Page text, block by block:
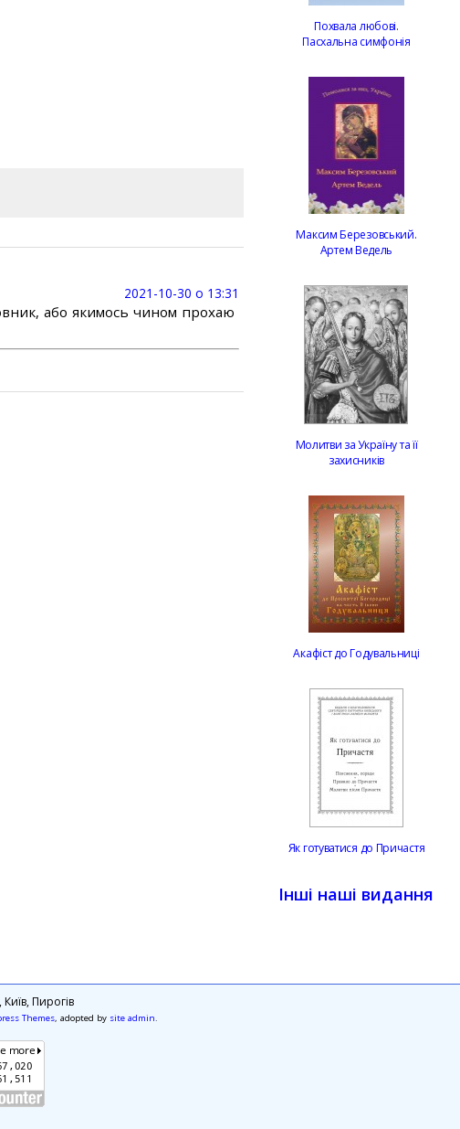
2021-10-30 о 13:31
або якимось чином прохаю
Похвала любові.
Пасхальна симфонія
Максим Березовський.
Артем Ведель
Молитви за Україну та її
захисників
Акафіст до Годувальниці
Як готуватися до Причастя
Інші наші видання
Пирогів
Themes, adopted by site admin.